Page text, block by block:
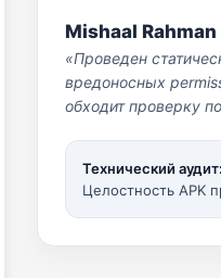
Mishaal Rahman
«Проведен
вредоносных
обходит проверку
Технический аудит:
Целостность APK